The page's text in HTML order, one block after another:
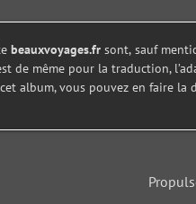
beauxvoyages.fr sont, sauf
de même pour la traduction,
album, vous pouvez en faire la